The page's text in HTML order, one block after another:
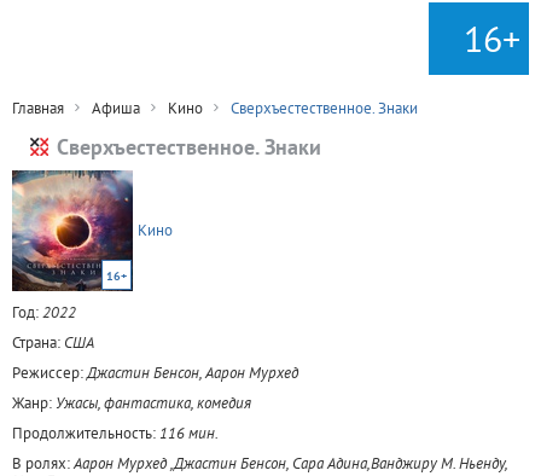
16+
Главная Афиша Кино Сверхъестественное. Знаки
Сверхъестественное. Знаки
16+
Кино
Год:2022
Страна: США
Режиссер:Джастин Бенсон, Аарон Мурхед
Жанр: Ужасы, фантастика, комедия
Продолжительность: 116 мин.
В ролях:Аарон Мурхед ,Джастин Бенсон, Сара Адина,Ванджиру М. Ньенду,